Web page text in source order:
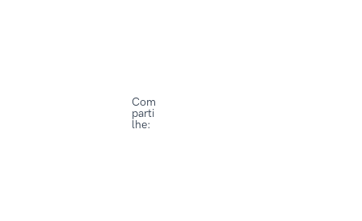
Com
parti
lhe: